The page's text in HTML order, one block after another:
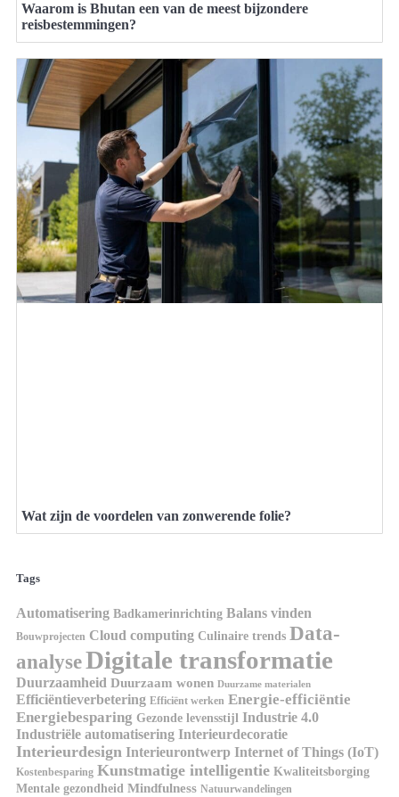
Waarom is Bhutan een van de meest bijzondere
reisbestemmingen?
Wat zijn de voordelen van zonwerende folie?
Tags
Automatisering Badkamerinrichting Balans vinden
Bouwprojecten Cloud computing Culinaire trends Data-
analyseDigitale transformatie
Duurzaamheid Duurzaam wonen Duurzame materialen
Efficiëntieverbetering Efficiënt werken Energie-efficiëntie
Energiebesparing Gezonde levensstijl Industrie 4.0
Industriële automatisering Interieurdecoratie
Interieurdesign Interieurontwerp Internet of Things (IoT)
Kostenbesparing Kunstmatige intelligentie Kwaliteitsborging
Mentale gezondheid Mindfulness Natuurwandelingen